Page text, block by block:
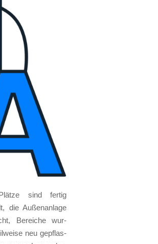
sind fer­tig
die Außen­an­la­ge
Berei­che wur­
neu gepflas­